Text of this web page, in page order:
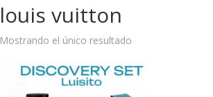
louis vuitton
Mostrando el único resultado